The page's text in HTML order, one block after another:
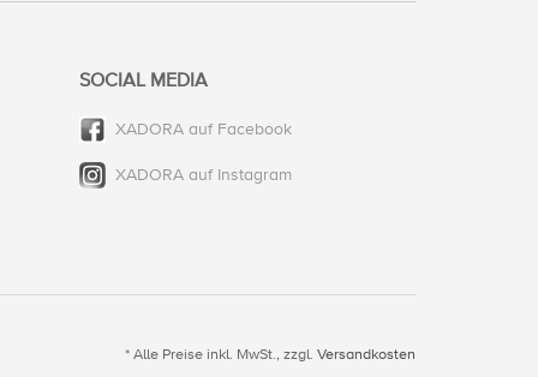
SOCIAL MEDIA
XADORA auf Facebook
XADORA auf Instagram
* Alle Preise inkl. MwSt., zzgl. Versandkosten